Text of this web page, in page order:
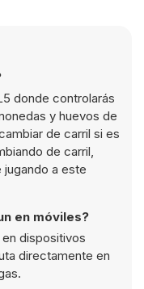
donde controlarás
y huevos de
de carril si es
de carril,
jugando a este
en móviles?
en dispositivos
directamente en